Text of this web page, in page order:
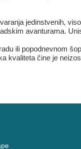
jedinstvenih,
avanturama.
ili popodnevnom
kvaliteta čine je